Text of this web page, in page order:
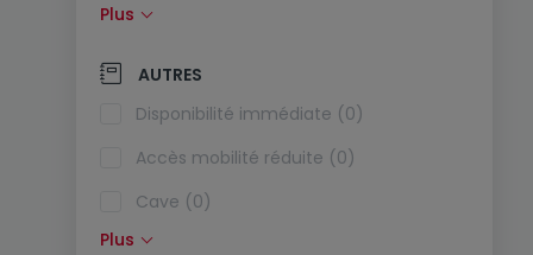
Panneaux solaires (0)
Pompe à chaleur (0)
Climatisation (0)
Fibre optique (0)
Plus
AUTRES
Disponibilité immédiate (0)
Accès mobilité réduite (0)
Cave (0)
Grenier (0)
Plus